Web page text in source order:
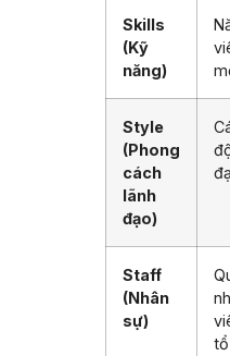
Skills
(Kỹ
năng)
Style
(Phong
cách
lãnh
đạo)
Staff
(Nhân
sự)